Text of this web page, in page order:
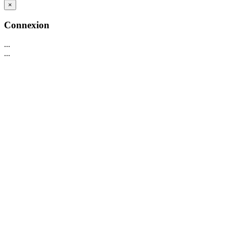
×
Connexion
...
...